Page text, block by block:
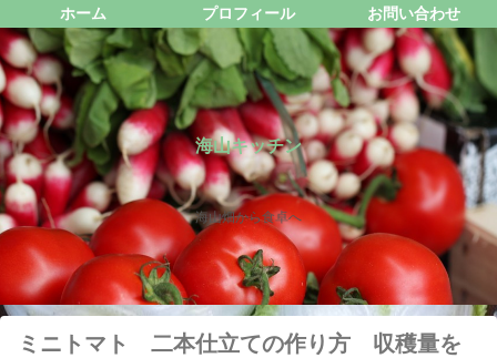
海山キッチン
海山畑から食卓へ
ホーム プロフィール お問い合わせ
ミニトマト 二本仕立ての作り方 収穫量を